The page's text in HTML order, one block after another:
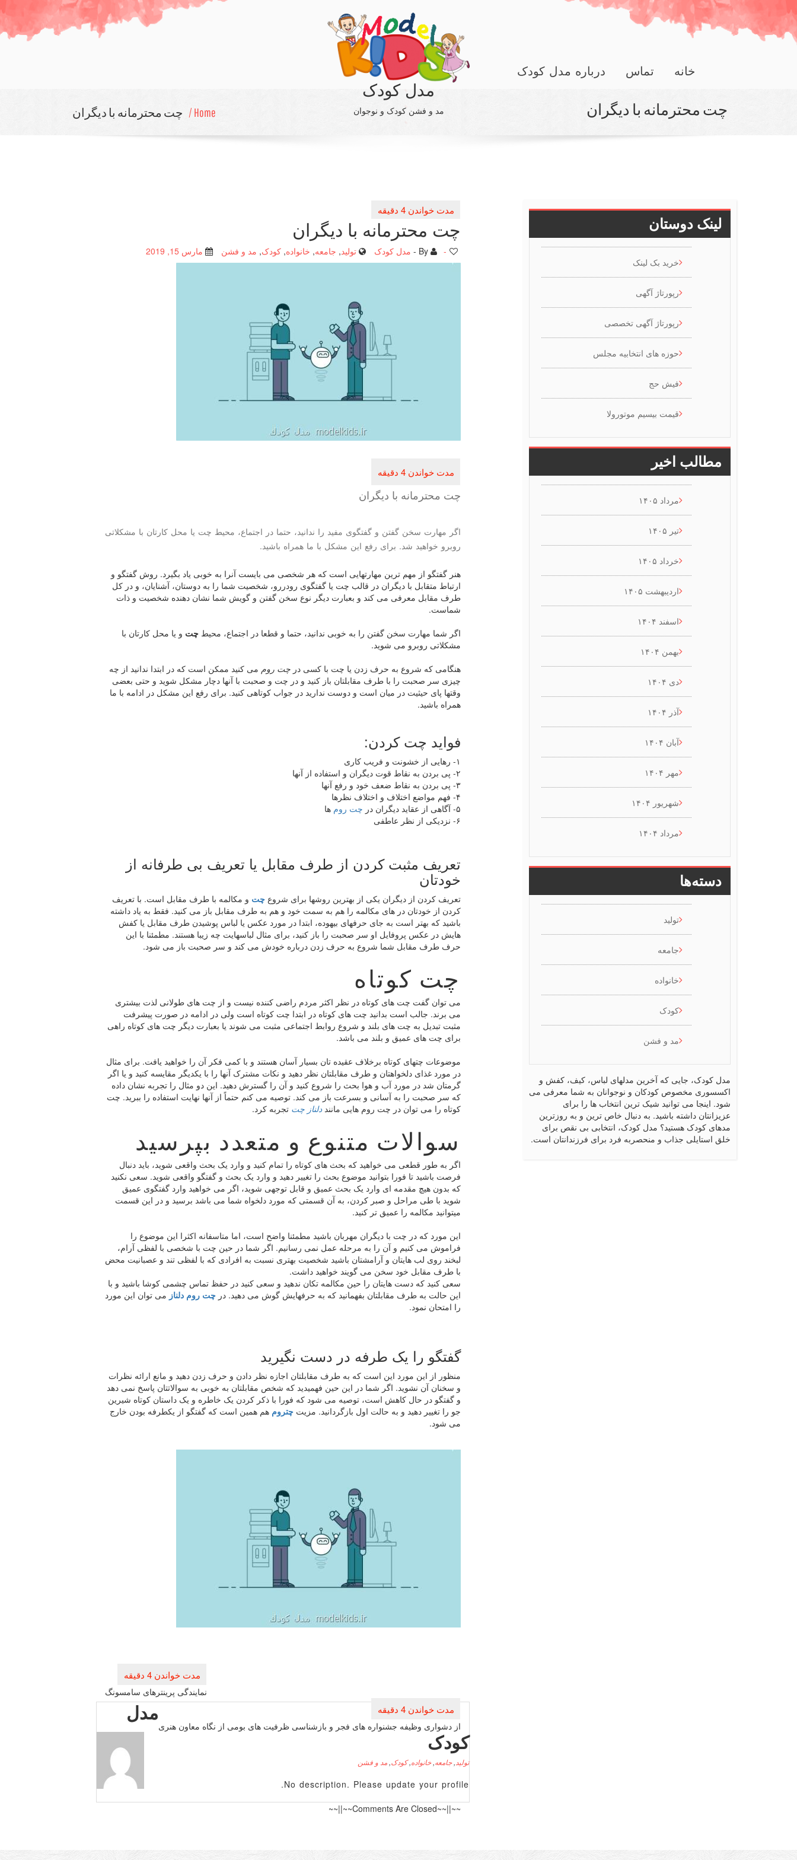
مدل کودک
مد و فشن کودک و نوجوان
خانه تماس درباره مدل کودک
Home / چت محترمانه با دیگران چت محترمانه با دیگران
چت محترمانه با دیگران
مدل کودک تولید, جامعه, خانواده, کودک, مد و فشن مارس 15, 2019 -
چت محترمانه با دیگران
اگر مهارت سخن گفتن و گفتگوی مفید را ندانید، حتما در اجتماع، محیط چت یا محل كارتان با مشكلاتی
روبرو خواهید شد. برای رفع این مشكل با ما همراه باشید.
هنر گفتگو از مهم ترین مهارتهایی است که هر شخصی می بایست آنرا به خوبی یاد بگیرد. روش گفتگو و
ارتباط متقابل با دیگران در قالب چت یا گفتگوی رودررو، شخصیت شما را به دوستان، آشنایان، و در کل
طرف مقابل معرفی می کند و بعبارت دیگر نوع سخن گفتن و گویش شما نشان دهنده شخصیت و ذات
شماست.
اگر شما مهارت سخن گفتن را به خوبی ندانید، حتما و قطعا در اجتماع، محیط چت و یا محل کارتان با
مشکلاتی روبرو می شوید.
هنگامی که شروع به حرف زدن یا چت با کسی در چت روم می کنید ممکن است که در ابتدا ندانید از چه
چیزی سر صحبت را با طرف مقابلتان باز کنید و در چت و صحبت با آنها دچار مشکل شوید و حتی بعضی
وقتها پای حیثیت در میان است و دوست ندارید در جواب کوتاهی کنید. برای رفع این مشکل در ادامه با ما
همراه باشید.
فواید چت کردن:
۱- رهایی از خشونت و فریب کاری
۲- پی بردن به نقاط قوت دیگران و استفاده از آنها
۳- پی بردن به نقاط ضعف خود و رفع آنها
۴- فهم مواضع اختلاف و اختلاف نظرها
۵- آگاهی از عقاید دیگران در
چت روم ها
۶- نزدیکی از نظر عاطفی
تعریف مثبت کردن از طرف مقابل یا تعریف بی طرفانه از
خودتان
تعریف کردن از دیگران یکی از بهترین روشها برای شروع چت و مکالمه با طرف مقابل است. با تعریف
کردن از خودتان در های مکالمه را هم به سمت خود و هم به طرف مقابل باز می کنید. فقط به یاد داشته
باشید که بهتر است به جای حرفهای بیهوده، ابتدا در مورد عکس یا لباس پوشیدن طرف مقابل یا کفش
هایش در عکس پروفایل او سر صحبت را باز کنید، برای مثال لباسهایت چه زیبا هستند. مطمئنا با این
حرف طرف مقابل شما شروع به حرف زدن درباره خودش می کند و سر صحبت باز می شود.
چت کوتاه
می توان گفت چت های کوتاه در نظر اکثر مردم راضی کننده نیست و از چت های طولانی لذت بیشتری
می برند. جالب است بدانید چت های کوتاه در ابتدا چت کوتاه است ولی در ادامه در صورت پیشرفت
مثبت تبدیل به چت های بلند و شروع روابط اجتماعی مثبت می شوند یا بعبارت دیگر چت های کوتاه راهی
برای چت های عمیق و بلند می باشد.
موضوعات چتهای کوتاه برخلاف عقیده تان بسیار آسان هستند و با کمی فکر آن را خواهید یافت. برای مثال
در مورد غذای دلخواهتان و طرف مقابلتان نظر دهید و نکات مشترک آنها را با یکدیگر مقایسه کنید و یا اگر
گرمتان شد در مورد آب و هوا بحث را شروع کنید و آن را گسترش دهید. این دو مثال را تجربه نشان داده
که سر صحبت را به آسانی و بسرعت باز می کند. توصیه می کنم حتماً از آنها نهایت استفاده را ببرید. چت
کوتاه را می توان در چت روم هایی مانند دلناز چت تجربه کرد.
سوالات متنوع و متعدد بپرسید
اگر به طور قطعی می خواهید که بحث های کوتاه را تمام کنید و وارد یک بحث واقعی شوید، باید دنبال
فرصت باشید تا فورا بتوانید موضوع بحث را تغییر دهید و وارد یک بحث و گفتگو واقعی شوید. سعی نکنید
که بدون هیچ مقدمه ای وارد یک بحث عمیق و قابل توجهی شوید، اگر می خواهید وارد گفتگوی عمیق
شوید با طی مراحل و صبر کردن، به آن قسمتی که مورد دلخواه شما می باشد برسید و در این قسمت
میتوانید مکالمه را عمیق تر کنید.
این مورد که در چت با دیگران مهربان باشید مطمئنا واضح است، اما متاسفانه اکثرا این موضوع را
فراموش می کنیم و آن را به مرحله عمل نمی رسانیم. اگر شما در حین چت با شخصی با لفظی آرام،
لبخند روی لب هایتان و آرامشتان باشید شخصیت بهتری نسبت به افرادی که با لفظی تند و عصبانیت محض
با طرف مقابل خود سخن می گویند خواهید داشت.
سعی کنید که دست هایتان را حین مکالمه تکان ندهید و سعی کنید در حفظ تماس چشمی کوشا باشید و با
این حالت به طرف مقابلتان بفهمانید که به حرفهایش گوش می دهید. در چت روم دلناز می توان این مورد
را امتحان نمود.
گفتگو را یک طرفه در دست نگیرید
منظور از این مورد این است که به طرف مقابلتان اجازه نظر دادن و حرف زدن دهید و مانع ارائه نظرات
و سخنان آن نشوید. اگر شما در این حین فهمیدید که شخص مقابلتان به خوبی به سوالاتتان پاسخ نمی دهد
و گفتگو در حال کاهش است، توصیه می شود که فورا با ذکر کردن یک خاطره و یک داستان کوتاه شیرین
جو را تغییر دهید و به حالت اول بازگردانید. مزیت چتروم هم همین است که گفتگو از یکطرفه بودن خارج
می شود.
نمایندگی پرینترهای سامسونگ
از دشواری وظیفه جشنواره های فجر و بازشناسی ظرفیت های بومی از نگاه معاون هنری
مدل
کودک
تولید ,جامعه,خانواده,کودک, مد و فشن
No description. Please update your profile.
~~||~~Comments Are Closed~~||~~
لینک دوستان
خرید بک لینک
رپورتاژ آگهی
رپورتاژ آگهی تخصصی
حوزه های انتخابیه مجلس
فیش حج
قیمت بیسیم موتورولا
مطالب اخیر
مرداد ۱۴۰۵
تیر ۱۴۰۵
خرداد ۱۴۰۵
اردیبهشت ۱۴۰۵
اسفند ۱۴۰۴
بهمن ۱۴۰۴
دی ۱۴۰۴
آذر ۱۴۰۴
آبان ۱۴۰۴
مهر ۱۴۰۴
شهریور ۱۴۰۴
مرداد ۱۴۰۴
دسته‌ها
تولید
جامعه
خانواده
کودک
مد و فشن
مدل کودک، جایی که آخرین مدلهای لباس، کیف، کفش و
اکسسوری مخصوص کودکان و نوجوانان به شما معرفی می
شود. اینجا می توانید شیک ترین انتخاب ها را برای
عزیزانتان داشته باشید. به دنبال خاص ترین و به روزترین
مدهای کودک هستید؟ مدل کودک، انتخابی بی نقص برای
خلق استایلی جذاب و منحصربه فرد برای فرزندانتان است.